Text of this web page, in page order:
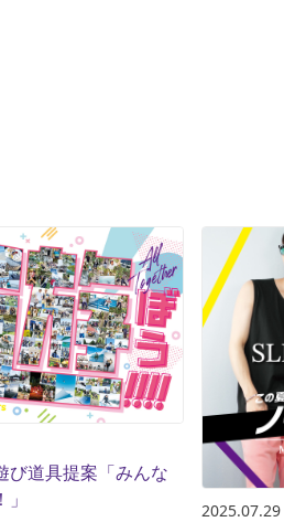
び道具提案「みんな
2025.07.29